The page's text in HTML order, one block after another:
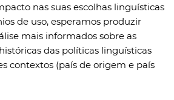
nas suas escolhas linguísticas
de uso, esperamos produzir
mais informados sobre as
das políticas linguísticas
contextos (país de origem e país